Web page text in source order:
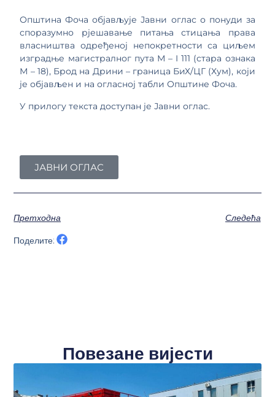
Општина Фоча објављује Јавни оглас о понуди за
споразумно рјешавање питања стицања права
власништва одређеној непокретности са циљем
изградње магистралног пута М – I 111 (стара ознака
М – 18), Брод на Дрини – граница БиХ/ЦГ (Хум), који
је објављен и на огласној табли Општине Фоча.
У прилогу текста доступан је Јавни оглас.
ЈАВНИ ОГЛАС
Претходна
Следећа
Поделите:
Повезане вијести